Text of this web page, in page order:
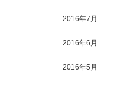
2016年7月
2016年6月
2016年5月